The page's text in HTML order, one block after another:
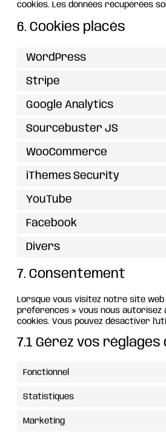
cookies. Les données récupérées
6. Cookies placés
WordPress
Stripe
Google Analytics
Sourcebuster JS
WooCommerce
iThemes Security
YouTube
Facebook
Divers
7. Consentement
Lorsque vous visitez notre site
préférences » vous nous autorisez
cookies. Vous pouvez désactiver
7.1 Gérez vos
Fonctionnel
Statistiques
Marketing